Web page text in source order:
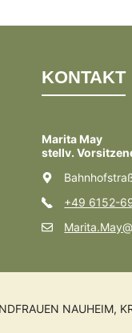
KONTAKT
Marita May
stellv.
+49 6152-
NAUHEIM,